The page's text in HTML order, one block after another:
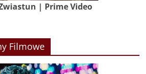
| Prime Video
Filmowe